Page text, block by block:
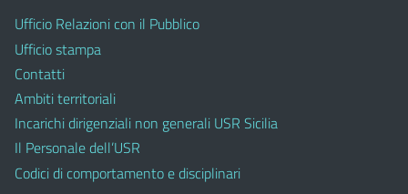
Ufficio Relazioni con il Pubblico
Ufficio stampa
Contatti
Ambiti territoriali
Incarichi dirigenziali non generali USR Sicilia
Il Personale dell’USR
Codici di comportamento e disciplinari